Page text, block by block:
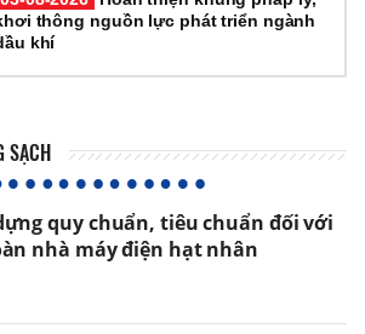
thông nguồn lực phát triển ngành
khí
SẠCH
quy chuẩn, tiêu chuẩn đối với
nhà máy điện hạt nhân